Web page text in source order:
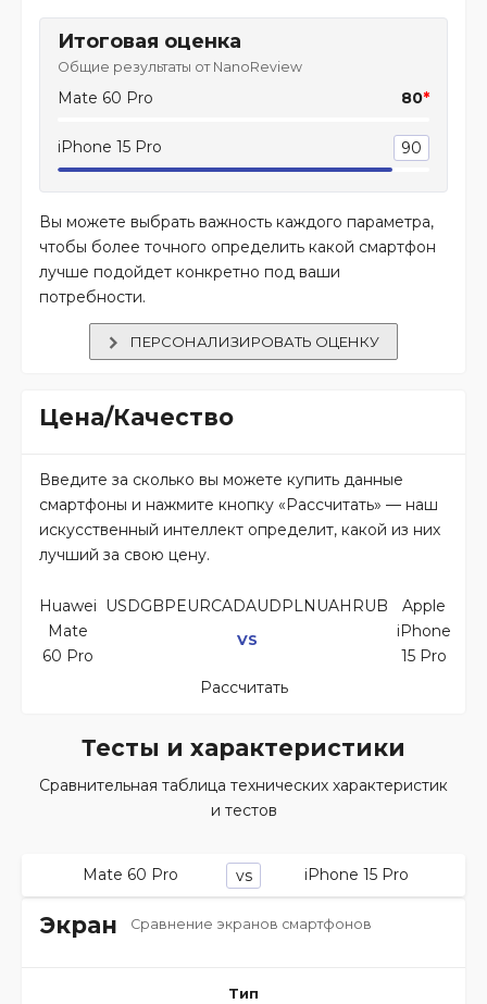
Итоговая оценка
Общие результаты от NanoReview
Mate 60 Pro 80*
iPhone 15 Pro 90
Вы можете выбрать важность каждого параметра,
чтобы более точного определить какой смартфон
лучше подойдет конкретно под ваши
потребности.
ПЕРСОНАЛИЗИРОВАТЬ ОЦЕНКУ
Цена/Качество
Введите за сколько вы можете купить данные
смартфоны и нажмите кнопку «Рассчитать» — наш
искусственный интеллект определит, какой из них
лучший за свою цену.
Huawei
Mate
60 Pro
USDGBPEURCADAUDPLNUAHRUB
VS
Apple
iPhone
15 Pro
Рассчитать
Тесты и характеристики
Сравнительная таблица технических характеристик
и тестов
Mate 60 Pro vs iPhone 15 Pro
Экран Сравнение экранов смартфонов
Тип